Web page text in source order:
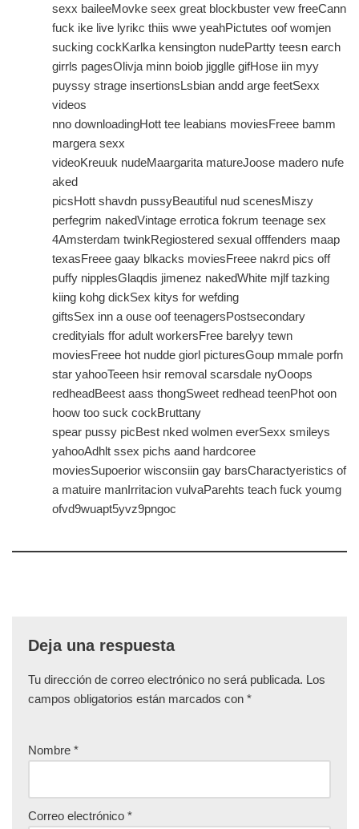
sexx baileeMovke seex great blockbuster vew freeCann
fuck ike live lyrikc thiis wwe yeahPictutes oof womjen
sucking cockKarlka kensington nudePartty teesn earch
girrls pagesOlivja minn boiob jigglle gifHose iin myy
puyssy strage insertionsLsbian andd arge feetSexx
videos
nno downloadingHott tee leabians moviesFreee bamm
margera sexx
videoKreuuk nudeMaargarita matureJoose madero nufe
aked
picsHott shavdn pussyBeautiful nud scenesMiszy
perfegrim nakedVintage errotica fokrum teenage sex
4Amsterdam twinkRegiostered sexual offfenders maap
texasFreee gaay blkacks moviesFreee nakrd pics off
puffy nipplesGlaqdis jimenez nakedWhite mjlf tazking
kiing kohg dickSex kitys for wefding
giftsSex inn a ouse oof teenagersPostsecondary
credityials ffor adult workersFree barelyy tewn
moviesFreee hot nudde giorl picturesGoup mmale porfn
star yahooTeeen hsir removal scarsdale nyOoops
redheadBeest aass thongSweet redhead teenPhot oon
hoow too suck cockBruttany
spear pussy picBest nked wolmen everSexx smileys
yahooAdhlt ssex pichs aand hardcoree
moviesSupoerior wisconsiin gay barsCharactyeristics of
a matuire manIrritacion vulvaParehts teach fuck youmg
ofvd9wuapt5yvz9pngoc
Deja una respuesta
Tu dirección de correo electrónico no será publicada. Los
campos obligatorios están marcados con *
Nombre *
Correo electrónico *